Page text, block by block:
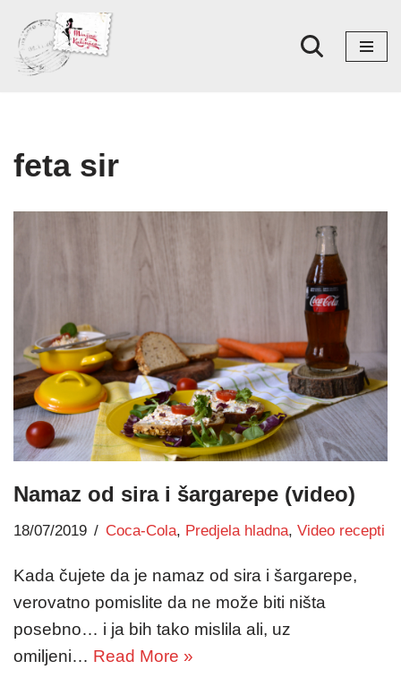
Skoči
na
feta sir
Namaz od sira i šargarepe (video)
18/07/2019 Coca-Cola, Predjela hladna, Video recepti
Kada čujete da je namaz od sira i šargarepe,
verovatno pomislite da ne može biti ništa
posebno… i ja bih tako mislila ali, uz
omiljeni… Read More »